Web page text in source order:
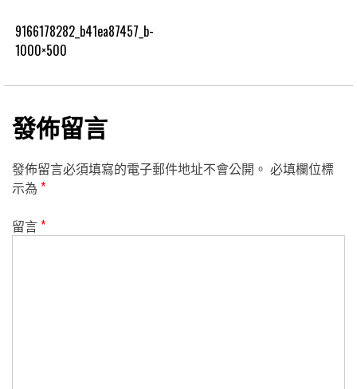
9166178282_b41ea87457_b-
1000×500
發佈留言
發佈留言必須填寫的電子郵件地址不會公開。 必填欄位標
示為 *
留言*